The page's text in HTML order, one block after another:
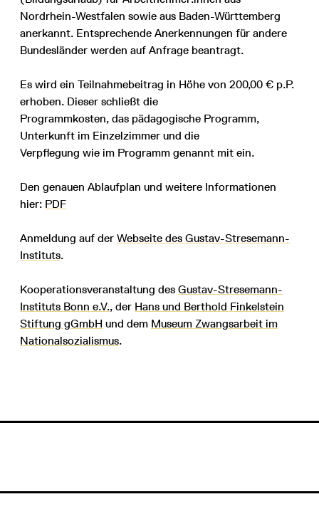
Nordrhein-Westfalen sowie aus Baden-Württemberg
anerkannt. Entsprechende Anerkennungen für andere
Bundesländer werden auf Anfrage beantragt.
Es wird ein Teilnahmebeitrag in Höhe von 200,00 € p.P.
erhoben. Dieser schließt die
Programmkosten, das pädagogische Programm,
Unterkunft im Einzelzimmer und die
Verpflegung wie im Programm genannt mit ein.
Den genauen Ablaufplan und weitere Informationen
hier: PDF
Anmeldung auf der Webseite des Gustav-Stresemann-
Instituts.
Kooperationsveranstaltung des Gustav-Stresemann-
Instituts Bonn e.V., der Hans und Berthold Finkelstein
Stiftung gGmbH und dem Museum Zwangsarbeit im
Nationalsozialismus.